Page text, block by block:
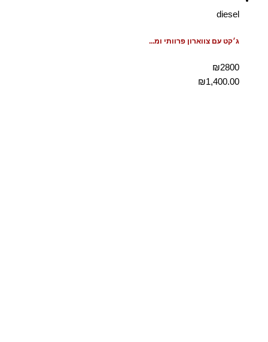
diesel
ג׳קט עם צווארון פרוותי ומ...
₪2800
₪1,400.00